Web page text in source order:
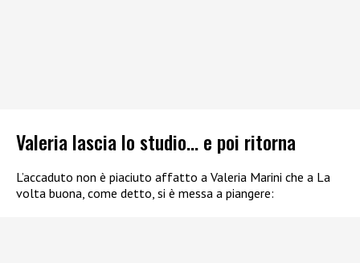
Valeria lascia lo studio… e poi ritorna
L’accaduto non è piaciuto affatto a Valeria Marini che a La
volta buona, come detto, si è messa a piangere: